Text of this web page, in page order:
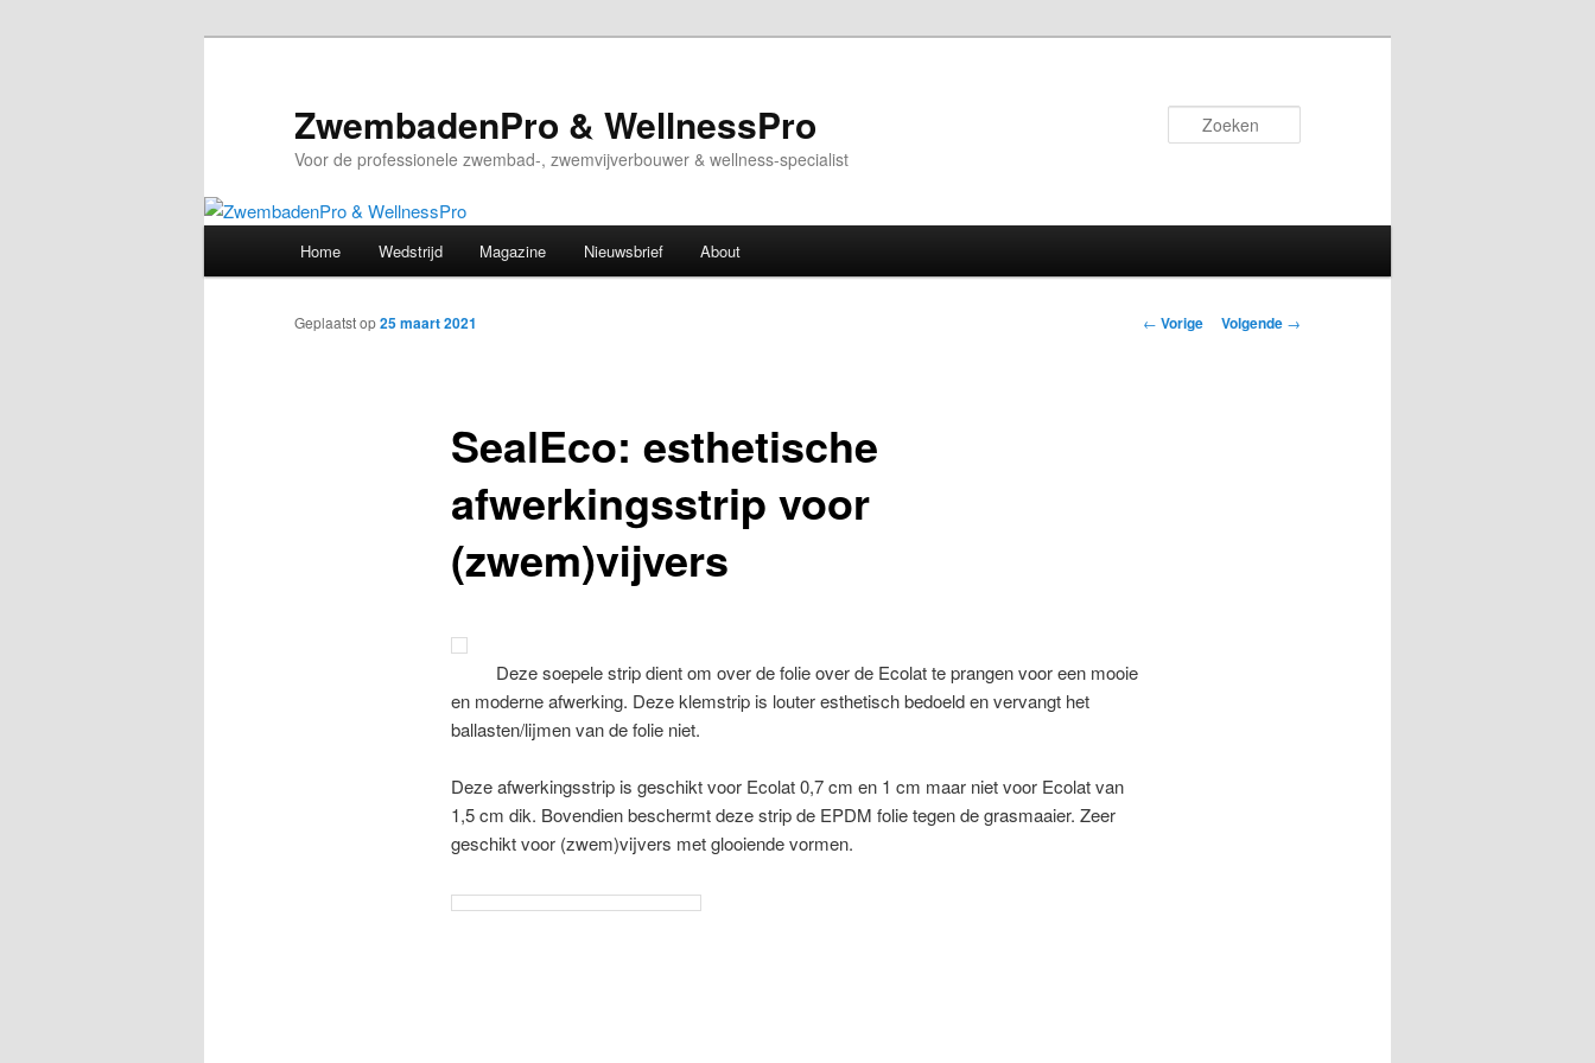
ZwembadenPro & WellnessPro
Voor de professionele zwembad-, zwemvijverbouwer & wellness-specialist
Home Wedstrijd Magazine Nieuwsbrief About
Bericht
← Vorige Volgende →
SealEco: esthetische
afwerkingsstrip voor
(zwem)vijvers
Geplaatst op25 maart 2021
Deze soepele strip dient om over de folie over de Ecolat te prangen voor een mooie
en moderne afwerking. Deze klemstrip is louter esthetisch bedoeld en vervangt het
ballasten/lijmen van de folie niet.
Deze afwerkingsstrip is geschikt voor Ecolat 0,7 cm en 1 cm maar niet voor Ecolat van
1,5 cm dik. Bovendien beschermt deze strip de EPDM folie tegen de grasmaaier. Zeer
geschikt voor (zwem)vijvers met glooiende vormen.